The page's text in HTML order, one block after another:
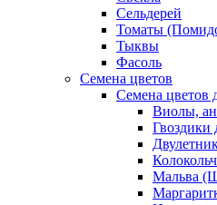
Сельдерей
Томаты
Тыквы
Фасоль
Семена цветов
Семена цветов
Виолы,
Гвоздики
Мальва